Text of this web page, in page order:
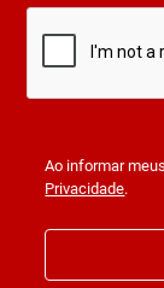
Ao informar
Privacidade.